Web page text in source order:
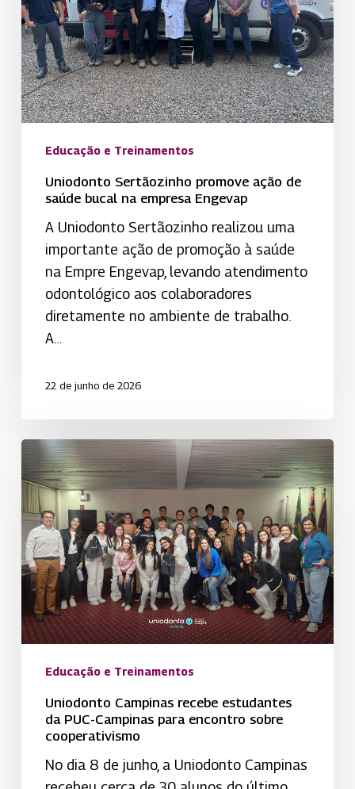
saúde
bucal
na
empresa
Engevap
Educação e Treinamentos
Uniodonto Sertãozinho promove ação de
saúde bucal na empresa Engevap
A Uniodonto Sertãozinho realizou uma
importante ação de promoção à saúde
na Empre Engevap, levando atendimento
odontológico aos colaboradores
diretamente no ambiente de trabalho.
A…
22 de junho de 2026
Uniodonto
Campinas
recebe
estudantes
da
PUC-
Campinas
para
encontro
sobre
cooperativismo
Educação e Treinamentos
Uniodonto Campinas recebe estudantes
da PUC-Campinas para encontro sobre
cooperativismo
No dia 8 de junho, a Uniodonto Campinas